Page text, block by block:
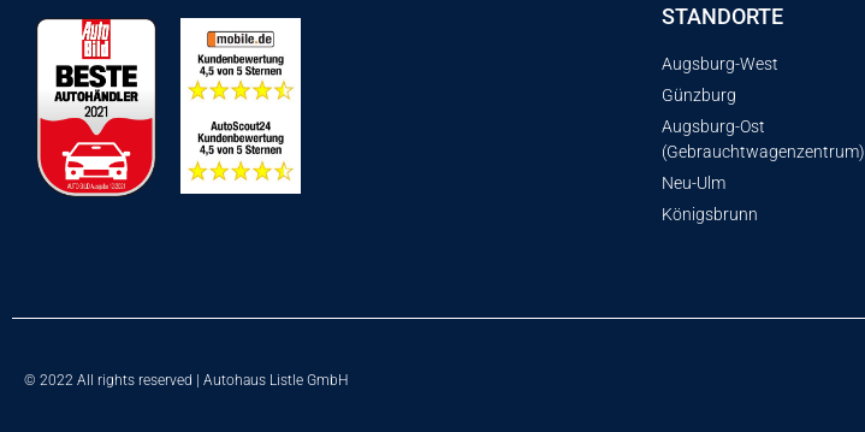
STANDORTE
Augsburg-West
Günzburg
Augsburg-Ost
(Gebrauchtwagenzentrum)
Neu-Ulm
Königsbrunn
© 2022 All rights reserved | Autohaus Listle GmbH